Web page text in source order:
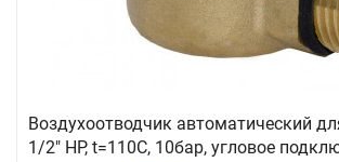
Воздухоотводчик автоматический
1/2" НР, t=110C, 10бар, угловое